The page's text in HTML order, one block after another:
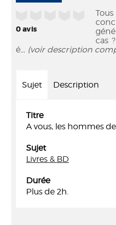
0avis
cas
é... (voir description
Sujet Description
Titre
A vous, les hommes
Sujet
Livres & BD
Durée
Plus de 2h.